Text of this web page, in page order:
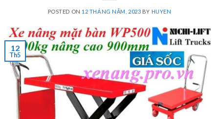
POSTED ON 12 THÁNG NĂM, 2023 BY HUYEN
12
Th5